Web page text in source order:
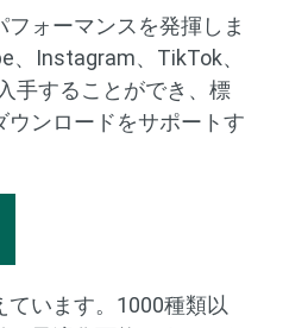
ォーマンスを発揮しま
、Instagram、TikTok、
手することができ、標
ンロードをサポートす
ています。1000種類以